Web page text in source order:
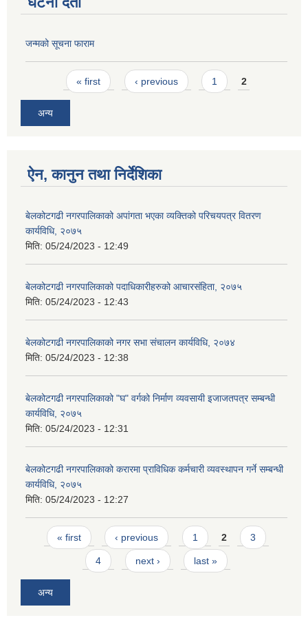
जन्मको सूचना फाराम
Pages« first ‹ previous 1 2
अन्य
ऐन, कानुन तथा निर्देशिका
बेलकोटगढी नगरपालिकाको अपांगता भएका व्यक्तिको परिचयपत्र वितरण
कार्यविधि, २०७५
मिति: 05/24/2023 - 12:49
बेलकोटगढी नगरपालिकाको पदाधिकारीहरुको आचारसंहिता, २०७५
मिति: 05/24/2023 - 12:43
बेलकोटगढी नगरपालिकाको नगर सभा संचालन कार्यविधि, २०७४
मिति: 05/24/2023 - 12:38
बेलकोटगढी नगरपालिकाको "घ" वर्गको निर्माण व्यवसायी इजाजतपत्र सम्बन्धी
कार्यविधि, २०७५
मिति: 05/24/2023 - 12:31
बेलकोटगढी नगरपालिकाको करारमा प्राविधिक कर्मचारी व्यवस्थापन गर्ने सम्बन्धी
कार्यविधि, २०७५
मिति: 05/24/2023 - 12:27
Pages
« first ‹ previous 1 2 3
4 next › last »
अन्य